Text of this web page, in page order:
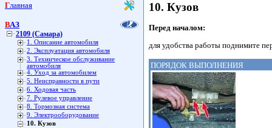
Главная
ВАЗ
2109 (Самара)
1. Описание автомобиля
2. Эксплуатация автомобиля
3. Техническое обслуживание
автомобиля
4. Уход за автомобилем
5. Неисправности в пути
6. Ходовая часть
7. Рулевое управление
8. Тормозная система
9. Электрооборудование
10. Кузов
10. Кузов
Перед началом:
для удобства работы поднимите
ПОРЯДОК ВЫПОЛНЕНИЯ